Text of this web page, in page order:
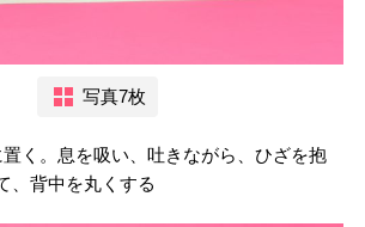
写真7枚
置く。息を吸い、吐きながら、ひざを抱
、背中を丸くする